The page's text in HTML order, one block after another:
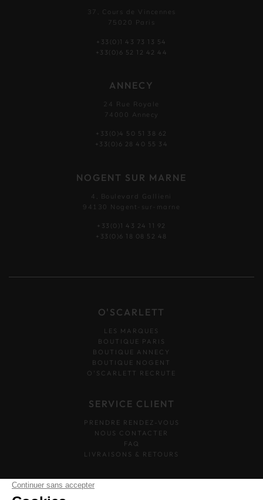
37, Cours de Vincennes
75020 Paris
+33(0)1 43 73 13 54
+33(0)6 52 12 42 44
ANNECY
24 Rue Royale
74000 Annecy
+33(0)4 50 51 38 62
+33(0)6 28 40 55 34
NOGENT SUR MARNE
4, Boulevard Gallieni
94130 Nogent-sur-marne
+33(0)1 43 24 11 92
+33(0)6 18 08 52 48
O'SCARLETT
LES MARQUES
BOUTIQUE PARIS
BOUTIQUE ANNECY
BOUTIQUE NOGENT
O’SCARLETT RECRUTE
SERVICE CLIENT
PRENDRE RENDEZ-VOUS
NOUS CONTACTER
FAQ
LIVRAISONS & RETOURS